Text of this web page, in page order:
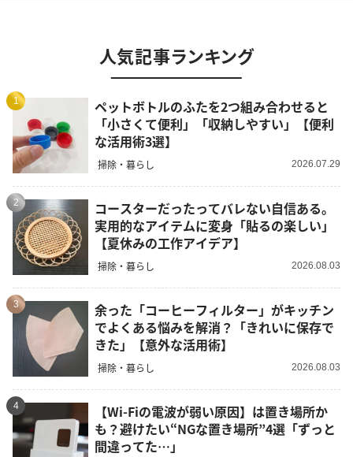
人気記事ランキング
1
ペットボトルのふたを2つ組み合わせると
「小さくて便利」「収納しやすい」【便利
な活用術3選】
掃除・暮らし 2026.07.29
2
コースターだったってバレない自信ある。
実用的なアイテムに変身「貼るの楽しい」
【夏休みの工作アイデア】
掃除・暮らし 2026.08.03
3
余った「コーヒーフィルター」がキッチン
でよくある悩みを解消？「きれいに保存で
きた」【意外な活用術】
掃除・暮らし 2026.08.03
4
【Wi-Fiの電波が弱い原因】は置き場所か
も？避けたい“NGな置き場所”4選「ずっと
間違ってた…」